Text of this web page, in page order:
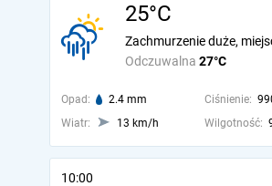
25°C
Odczuwalna 27°C
Zachmurzenie duże,
Opad: 2.4 mm Ciśnienie:
Wiatr:
13 km/h Wilgotność:
10:00